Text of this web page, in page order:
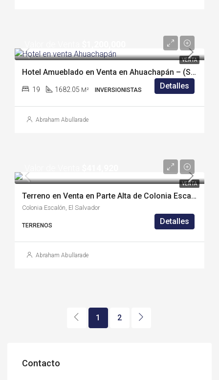
VENTA
Hotel Amueblado en Venta en Ahuachapán – (SS1946C)
19 1682.05 M² INVERSIONISTAS Detalles
Abraham Abullarade
VENTA
Terreno en Venta en Parte Alta de Colonia Escalón – (CE1136S)
Colonia Escalón, El Salvador
TERRENOS Detalles
Abraham Abullarade
1 2
Contacto